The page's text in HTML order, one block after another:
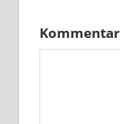
Kommentar